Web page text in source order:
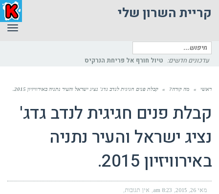
קריית השרון שלי
חיפוש
עבור:
עדכונים חדשים: טיול חורף אל פריחת הנרקיס
ראשי » מה קורה? » קבלת פנים חגיגית לנדב גדג' נציג ישראל והעיר נתניה באירוויזיון 2015.
קבלת פנים חגיגית לנדב גדג'
נציג ישראל והעיר נתניה
באירוויזיון 2015.
מאי 26, 2015 8:23 am אין תגובות